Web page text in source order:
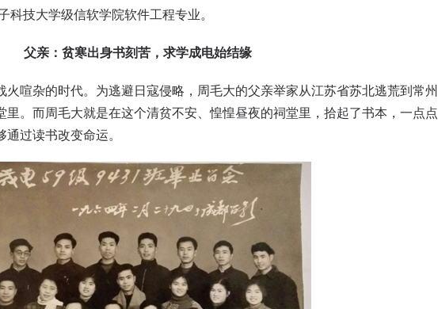
技大学级信软学院软件工程专业。
父亲：贫寒出身书刻苦，求学成电始结缘
喧杂的时代。为逃避日寇侵略，周毛大的父亲举家从江苏省苏北逃荒到常州
。而周毛大就是在这个清贫不安、惶惶昼夜的祠堂里，拾起了书本，一点点
过读书改变命运。